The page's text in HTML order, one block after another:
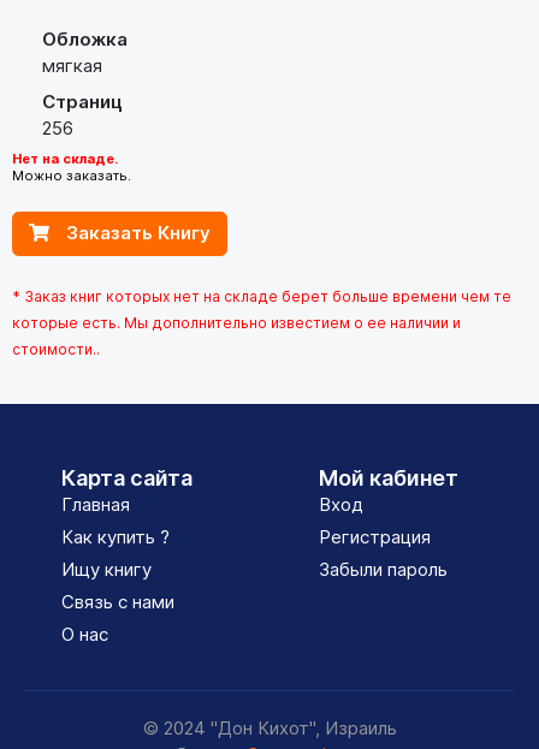
Обложка
мягкая
Страниц
256
Нет на складе.
Можно заказать.
Заказать Книгу
* Заказ книг которых нет на складе берет больше времени чем те
которые есть. Мы дополнительно известием о ее наличии и
стоимости..
Карта сайта
Главная
Как купить ?
Ищу книгу
Связь с нами
О нас
Мой кабинет
Вход
Регистрация
Забыли пароль
© 2024 "Дон Кихот", Израиль